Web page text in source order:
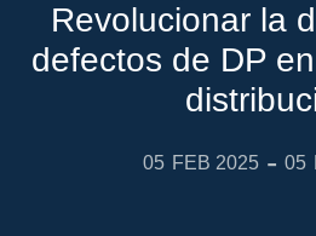
Revolucionar la
defectos de DP
05 FEB 2025 - 05